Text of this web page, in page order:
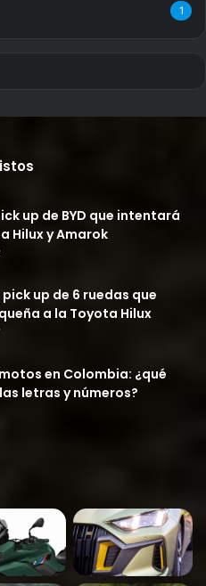
1
up de BYD que intentará
Hilux y Amarok
up de 6 ruedas que
a la Toyota Hilux
en Colombia: ¿qué
letras y números?